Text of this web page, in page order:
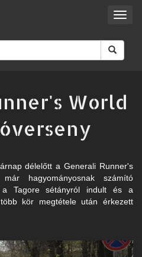
World
délelőtt a Generali Runner's
hagyományosnak számító
a Tagore sétányról indult és a
kör megtétele után érkezett